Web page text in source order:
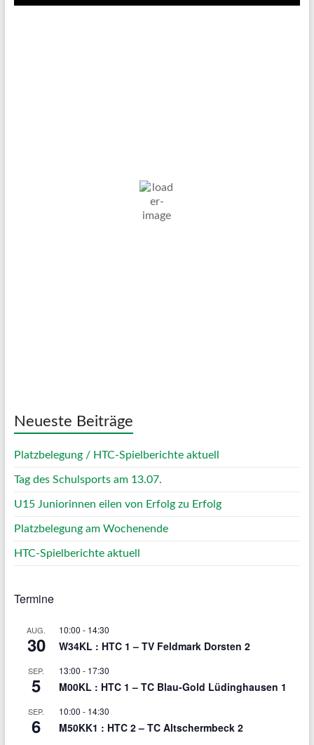
25
Neueste Beiträge
Platzbelegung / HTC-Spielberichte aktuell
Tag des Schulsports am 13.07.
U15 Juniorinnen eilen von Erfolg zu Erfolg
Platzbelegung am Wochenende
HTC-Spielberichte aktuell
Termine
AUG.
30
10:00 - 14:30
W34KL : HTC 1 – TV Feldmark Dorsten 2
SEP.
5
13:00 - 17:30
M00KL : HTC 1 – TC Blau-Gold Lüdinghausen 1
SEP.
6
10:00 - 14:30
M50KK1 : HTC 2 – TC Altschermbeck 2